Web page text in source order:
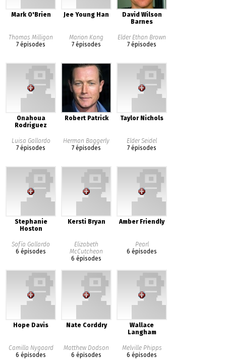
Mark O'Brien
Thomas Milligan
7 épisodes
Jee Young Han
Marion Kang
7 épisodes
David Wilson
Barnes
Elder Ethan Brown
7 épisodes
Onahoua
Rodriguez
Luisa Gallardo
7 épisodes
Robert Patrick
Herman Baggerly
7 épisodes
Taylor Nichols
Elder Seidel
7 épisodes
Stephanie
Hoston
Sofía Gallardo
6 épisodes
Kersti Bryan
Elizabeth
McCutcheon
6 épisodes
Amber Friendly
Pearl
6 épisodes
Hope Davis
Camilla Nygaard
6 épisodes
Nate Corddry
Matthew Dodson
6 épisodes
Wallace
Langham
Melville Phipps
6 épisodes